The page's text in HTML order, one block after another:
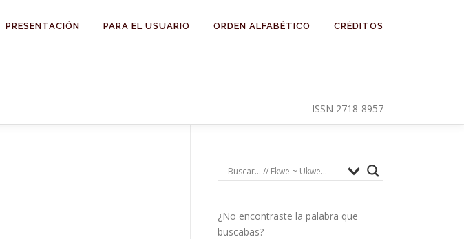
PRESENTACIÓN PARA EL USUARIO ORDEN ALFABÉTICO CRÉDITOS
ISSN 2718-8957
¿No encontraste la palabra que
buscabas?